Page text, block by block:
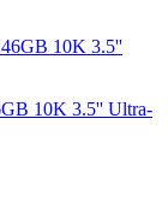
10K 3.5'' Ultra-